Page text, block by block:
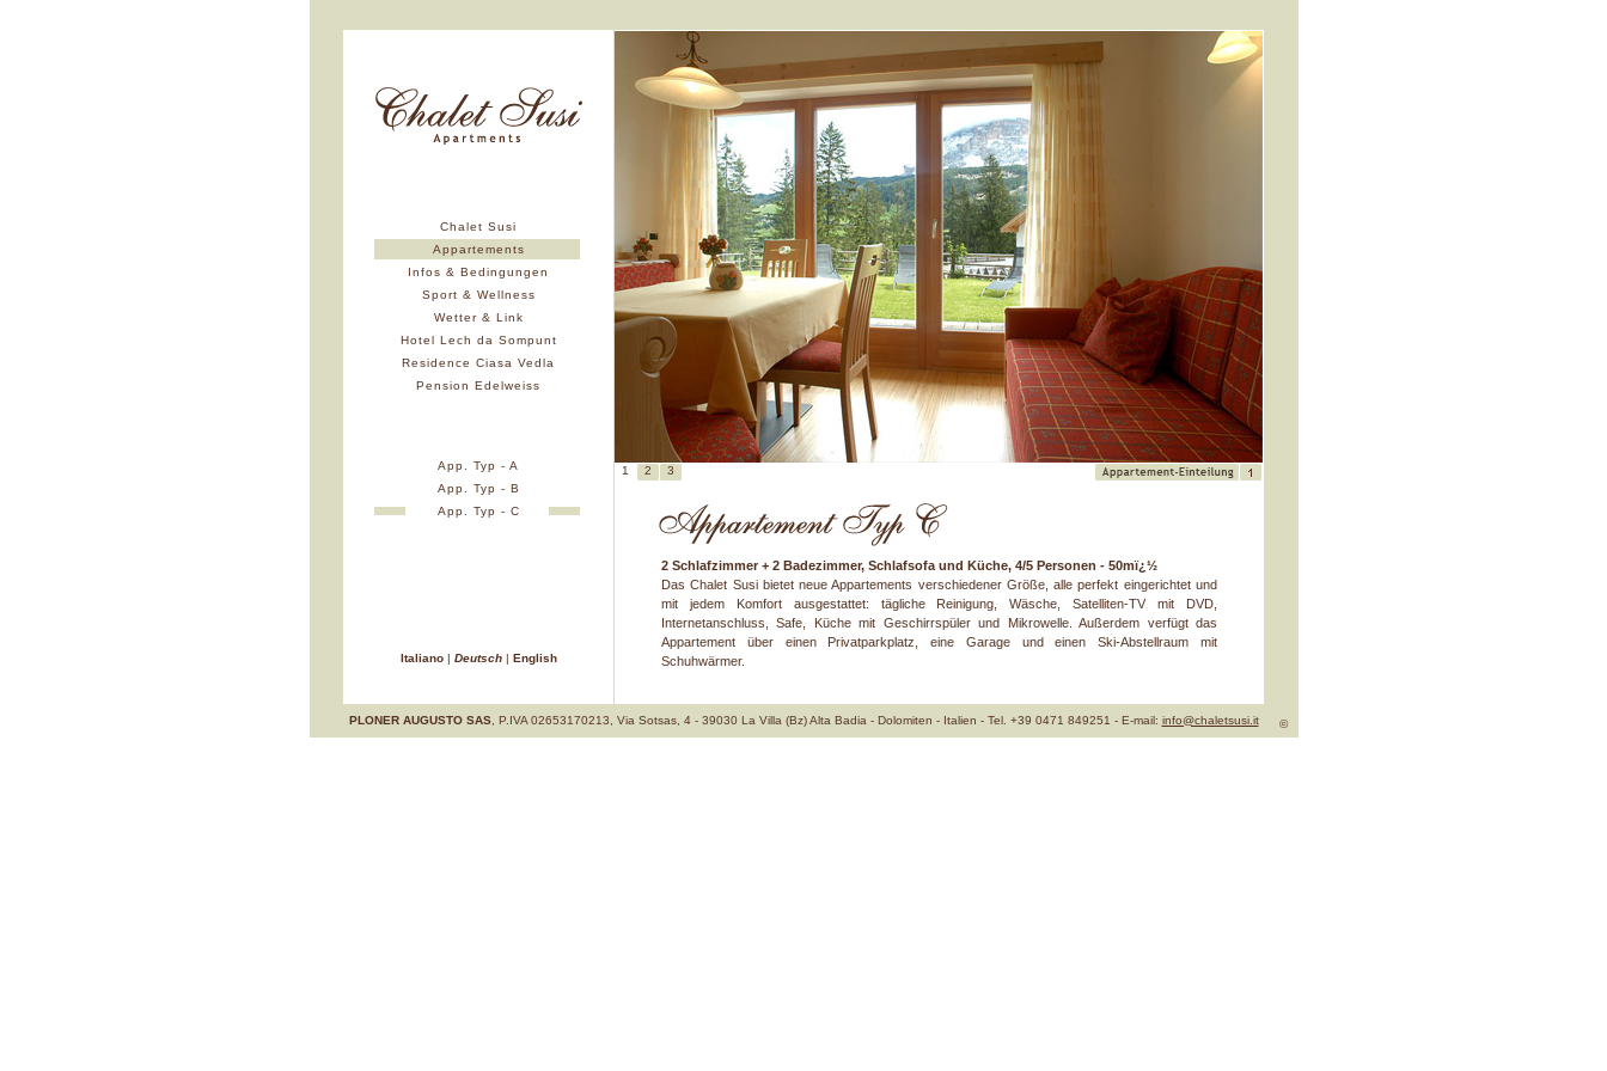
1 2 3
2 Schlafzimmer + 2 Badezimmer, Schlafsofa und Küche, 4/5 Personen - 50mï¿½
Das Chalet Susi bietet neue Appartements verschiedener Größe, alle perfekt eingerichtet und
mit jedem Komfort ausgestattet: tägliche Reinigung, Wäsche, Satelliten-TV mit DVD,
Internetanschluss, Safe, Küche mit Geschirrspüler und Mikrowelle. Außerdem verfügt das
Appartement über einen Privatparkplatz, eine Garage und einen Ski-Abstellraum mit
Schuhwärmer.
Chalet Susi
Appartements
Infos & Bedingungen
Sport & Wellness
Wetter & Link
Hotel Lech da Sompunt
Residence Ciasa Vedla
Pension Edelweiss
App. Typ - A
App. Typ - B
App. Typ - C
Italiano| Deutsch| English
PLONER AUGUSTO SAS, P.IVA 02653170213, Via Sotsas, 4 - 39030 La Villa (Bz) Alta Badia - Dolomiten - Italien - Tel. +39 0471 849251 - E-mail: info@chaletsusi.it ©